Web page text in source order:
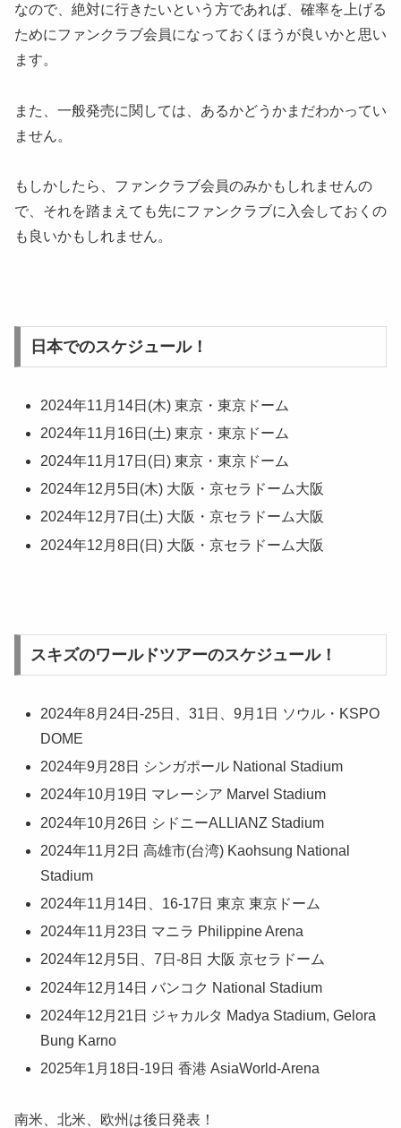
なので、絶対に行きたいという方であれば、確率を上げる
ためにファンクラブ会員になっておくほうが良いかと思い
ます。
また、一般発売に関しては、あるかどうかまだわかってい
ません。
もしかしたら、ファンクラブ会員のみかもしれませんの
で、それを踏まえても先にファンクラブに入会しておくの
も良いかもしれません。
日本でのスケジュール！
2024年11月14日(木) 東京・東京ドーム
2024年11月16日(土) 東京・東京ドーム
2024年11月17日(日) 東京・東京ドーム
2024年12月5日(木) 大阪・京セラドーム大阪
2024年12月7日(土) 大阪・京セラドーム大阪
2024年12月8日(日) 大阪・京セラドーム大阪
スキズのワールドツアーのスケジュール！
2024年8月24日-25日、31日、9月1日 ソウル・KSPO
DOME
2024年9月28日 シンガポール National Stadium
2024年10月19日 マレーシア Marvel Stadium
2024年10月26日 シドニーALLIANZ Stadium
2024年11月2日 高雄市(台湾) Kaohsung National
Stadium
2024年11月14日、16‐17日 東京 東京ドーム
2024年11月23日 マニラ Philippine Arena
2024年12月5日、7日‐8日 大阪 京セラドーム
2024年12月14日 バンコク National Stadium
2024年12月21日 ジャカルタ Madya Stadium, Gelora
Bung Karno
2025年1月18日‐19日 香港 AsiaWorld-Arena
南米、北米、欧州は後日発表！